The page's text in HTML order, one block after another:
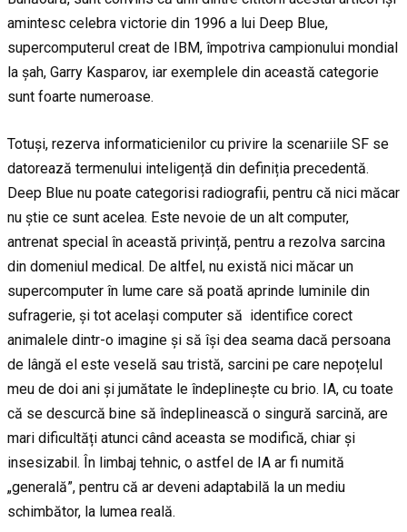
amintesc celebra victorie din 1996 a lui Deep Blue,
supercomputerul creat de IBM, împotriva campionului mondial
la șah, Garry Kasparov, iar exemplele din această categorie
sunt foarte numeroase.
Totuși, rezerva informaticienilor cu privire la scenariile SF se
datorează termenului inteligență din definiția precedentă.
Deep Blue nu poate categorisi radiografii, pentru că nici măcar
nu știe ce sunt acelea. Este nevoie de un alt computer,
antrenat special în această privință, pentru a rezolva sarcina
din domeniul medical. De altfel, nu există nici măcar un
supercomputer în lume care să poată aprinde luminile din
sufragerie, și tot același computer să identifice corect
animalele dintr-o imagine și să își dea seama dacă persoana
de lângă el este veselă sau tristă, sarcini pe care nepoțelul
meu de doi ani și jumătate le îndeplinește cu brio. IA, cu toate
că se descurcă bine să îndeplinească o singură sarcină, are
mari dificultăți atunci când aceasta se modifică, chiar și
insesizabil. În limbaj tehnic, o astfel de IA ar fi numită
„generală”, pentru că ar deveni adaptabilă la un mediu
schimbător, la lumea reală.